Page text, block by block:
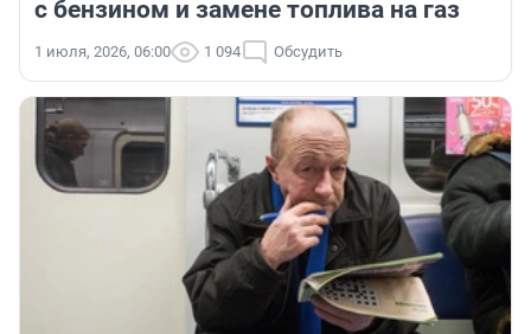
с бензином и замене топлива на газ
1 июля, 2026, 06:00 1 094 Обсудить